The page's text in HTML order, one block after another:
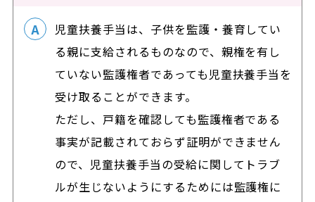
児童扶養手当は、子供を監護・養育してい
る親に支給されるものなので、親権を有し
ていない監護権者であっても児童扶養手当を
受け取ることができます。
ただし、戸籍を確認しても監護権者である
事実が記載されておらず証明ができません
ので、児童扶養手当の受給に関してトラブ
ルが生じないようにするためには監護権に